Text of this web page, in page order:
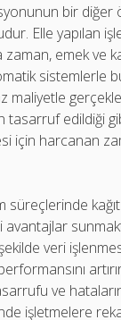
bir diğer
Elle yapılan
emek ve
sistemlerle
maliyetle
tasarruf edildiği
için harcanan
süreçlerinde
veri
ve
işletmelere